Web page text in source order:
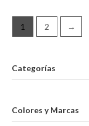
Categorías
Colores y Marcas
1 2 →